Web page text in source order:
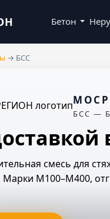
Бетон
→ БСС
БСС —
смесь для
Марки М100–М400,